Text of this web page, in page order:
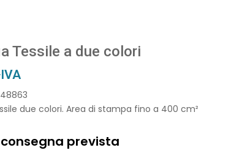
Tessile a due colori
due colori. Area di stampa fino a 400 cm²
prevista